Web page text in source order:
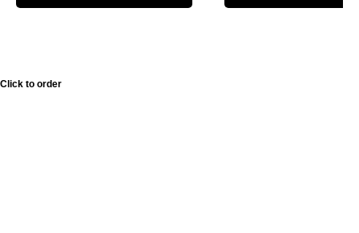
Click to order